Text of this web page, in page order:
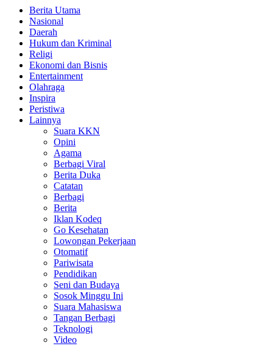
Berita Utama
Nasional
Daerah
Hukum dan Kriminal
Religi
Ekonomi dan Bisnis
Entertainment
Olahraga
Inspira
Peristiwa
Lainnya
Suara KKN
Opini
Agama
Berbagi Viral
Berita Duka
Catatan
Berbagi
Berita
Iklan Kodeq
Go Kesehatan
Lowongan Pekerjaan
Otomatif
Pariwisata
Pendidikan
Seni dan Budaya
Sosok Minggu Ini
Suara Mahasiswa
Tangan Berbagi
Teknologi
Video